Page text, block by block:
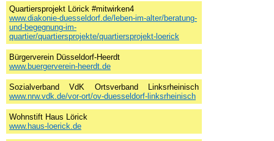
Quartiersprojekt Lörick #mitwirken4
www.diakonie-duesseldorf.de/leben-im-alter/beratung-
und-begegnung-im-
quartier/quartiersprojekte/quartiersprojekt-loerick
Bürgerverein Düsseldorf-Heerdt
www.buergerverein-heerdt.de
Sozialverband VdK Ortsverband Linksrheinisch
www.nrw.vdk.de/vor-ort/ov-duesseldorf-linksrheinisch
Wohnstift Haus Lörick
www.haus-loerick.de